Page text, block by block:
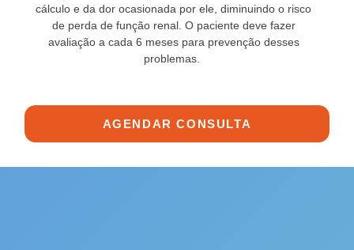
cálculo e da dor ocasionada por ele, diminuindo o risco
de perda de função renal. O paciente deve fazer
avaliação a cada 6 meses para prevenção desses
problemas.
AGENDAR CONSULTA